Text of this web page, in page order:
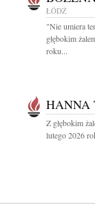
ŁÓDŹ
"Nie umiera
głębokim
roku...
HANNA
Z głębokim
lutego 2026